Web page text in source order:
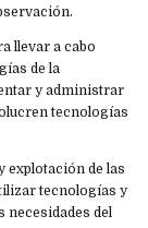
llevar a cabo
de la
y administrar
tecnologías
explotación de las
tecnologías y
necesidades del